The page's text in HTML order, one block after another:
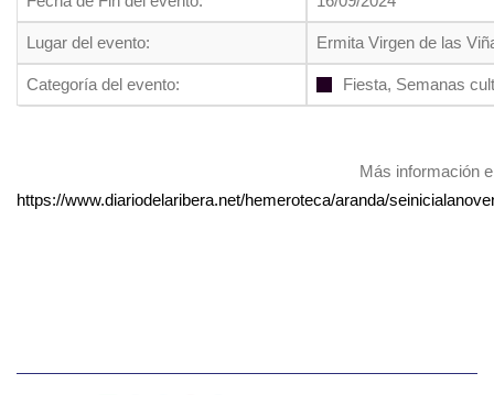
Lugar del evento: Ermita Virgen de las
Categoría del evento: Fiesta, Semanas
Más información
https://www.diariodelaribera.net/hemeroteca/aranda/